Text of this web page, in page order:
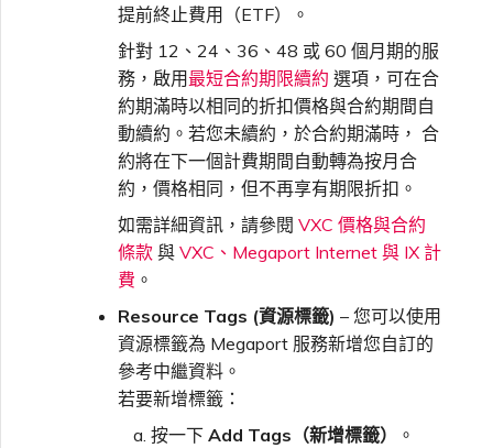
提前終止費用（ETF）。
針對 12、24、36、48 或 60 個月期的服
務，啟用 最短合約期限續約 選項，可在合
約期滿時以相同的折扣價格與合約期間自
動續約。若您未續約，於合約期滿時， 合
約將在下一個計費期間自動轉為按月合
約，價格相同，但不再享有期限折扣。
如需詳細資訊，請參閱 VXC 價格與合約
條款 與 VXC、Megaport Internet 與 IX 計
費 。
Resource Tags (資源標籤) – 您可以使用
資源標籤為 Megaport 服務新增您自訂的
參考中繼資料。
若要新增標籤：
按一下 Add Tags（新增標籤）
。